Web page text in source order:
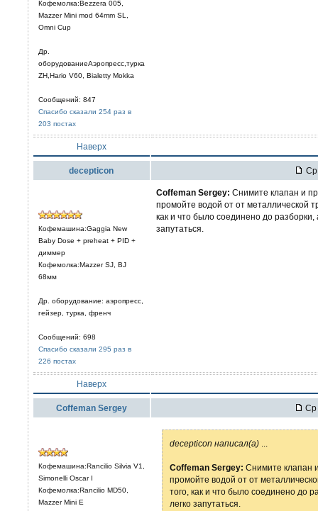
Кофемолка:Bezzera 005,
Mazzer Mini mod 64mm SL,
Omni Cup
Др.
оборудованиеАэропресс,турка
ZH,Hario V60, Bialetty Mokka
Сообщений: 847
Спасибо сказали 254 раз в
203 постах
Наверх
decepticon Ср
Кофемашина:Gaggia New
Baby Dose + preheat + PID +
диммер
Кофемолка:Mazzer SJ, BJ
68мм
Др. оборудование: аэропресс,
гейзер, турка, френч
Сообщений: 698
Спасибо сказали 295 раз в
226 постах
Coffeman Sergey: Снимите клапан и
промойте водой от от металлической
как и что было соединено до
запутаться.
Наверх
Coffeman Sergey Ср
Кофемашина:Rancilio Silvia V1,
Simonelli Oscar I
Кофемолка:Rancilio MD50,
Mazzer Mini E
decepticon написал(а)
Coffeman Sergey: Снимите клапан
промойте водой от от
того, как и что было соединено до
легко запутаться.